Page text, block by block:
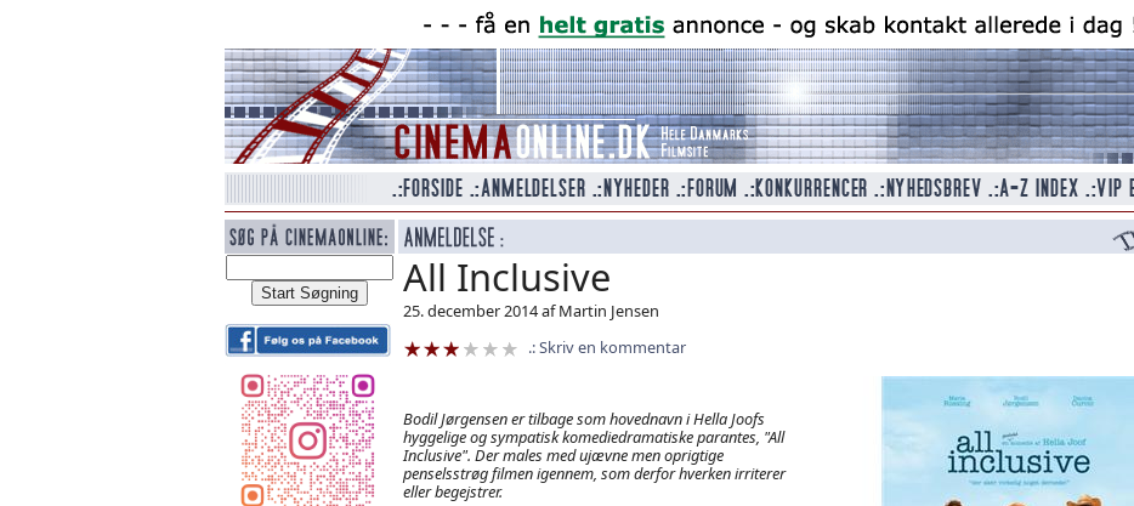
All Inclusive
25. december 2014 af Martin Jensen
Skriv en kommentar
Bodil Jørgensen er tilbage som hovednavn i Hella Joofs
hyggelige og sympatisk komediedramatiske parantes, "All
Inclusive". Der males med ujævne men oprigtige
penselsstrøg filmen igennem, som derfor hverken irriterer
eller begejstrer.